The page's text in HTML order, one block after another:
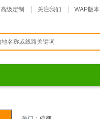
高级定制 关注我们 WAP版本